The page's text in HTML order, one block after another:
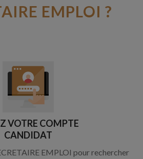
EMPLOI ?
VOTRE COMPTE
CANDIDAT
EMPLOI pour rechercher